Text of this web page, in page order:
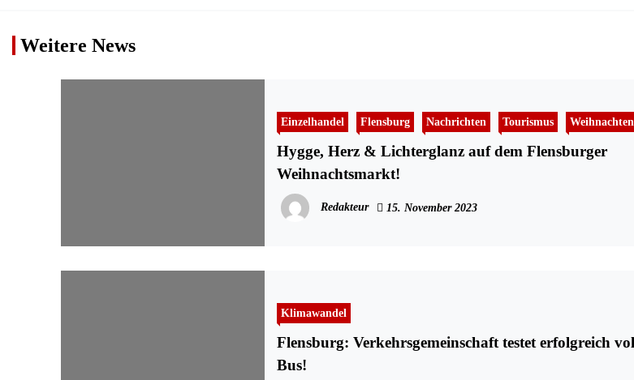
Weitere News
Einzelhandel Flensburg Nachrichten Tourismus Weihnachten
Hygge, Herz & Lichterglanz auf dem Flensburger
Weihnachtsmarkt!
Redakteur 15. November 2023
Klimawandel
Flensburg: Verkehrsgemeinschaft testet erfolgreich vollelektrischen
Bus!